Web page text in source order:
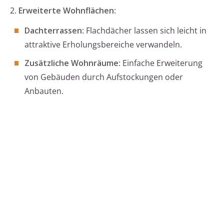
2. Erweiterte Wohnflächen:
Dachterrassen: Flachdächer lassen sich leicht in
attraktive Erholungsbereiche verwandeln.
Zusätzliche Wohnräume: Einfache Erweiterung
von Gebäuden durch Aufstockungen oder
Anbauten.